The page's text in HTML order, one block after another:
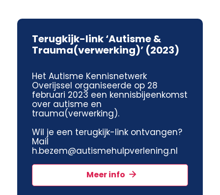
Terugkijk-link ‘Autisme &
Trauma(verwerking)’ (2023)
Het Autisme Kennisnetwerk
Overijssel organiseerde op 28
februari 2023 een kennisbijeenkomst
over autisme en
trauma(verwerking).
Wil je een terugkijk-link ontvangen?
Mail
h.bezem@autismehulpverlening.nl
Meer info